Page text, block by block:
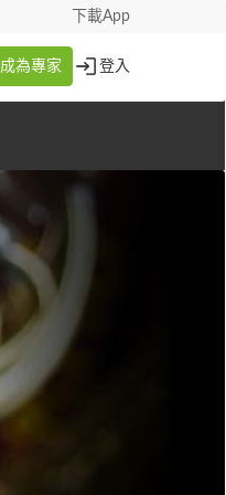
下載App
成為專家 登入